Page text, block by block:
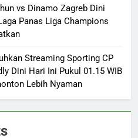
vs Dinamo Zagreb Dini
Panas Liga Champions
Streaming Sporting CP
Dini Hari Ini Pukul 01.15 WIB
Lebih Nyaman